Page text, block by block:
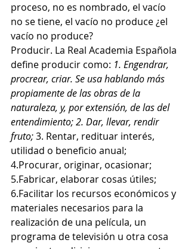
proceso, no es nombrado, el vacío
no se tiene, el vacío no produce ¿el
vacío no produce?
Producir. La Real Academia Española
define producir como: 1. Engendrar,
procrear, criar. Se usa hablando más
propiamente de las obras de la
naturaleza, y, por extensión, de las del
entendimiento; 2. Dar, llevar, rendir
fruto; 3. Rentar, redituar interés,
utilidad o beneficio anual;
4.Procurar, originar, ocasionar;
5.Fabricar, elaborar cosas útiles;
6.Facilitar los recursos económicos y
materiales necesarios para la
realización de una película, un
programa de televisión u otra cosa